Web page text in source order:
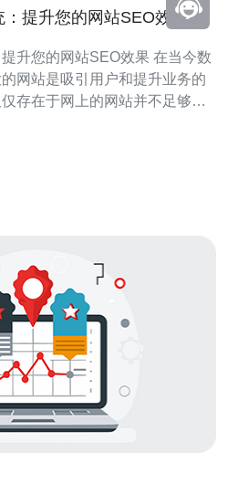
提升您的网站SEO效果
的网站SEO效果 在当今数
网站是吸引用户和提升业务的
存在于网上的网站并不足够，
方面